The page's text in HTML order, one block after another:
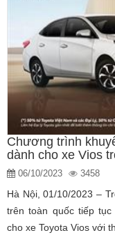
Chương trình
dành cho xe Vios
06/10/2023 3458
Hà Nội, 01/10/2023 –
trên toàn quốc tiếp
cho xe Toyota Vios với